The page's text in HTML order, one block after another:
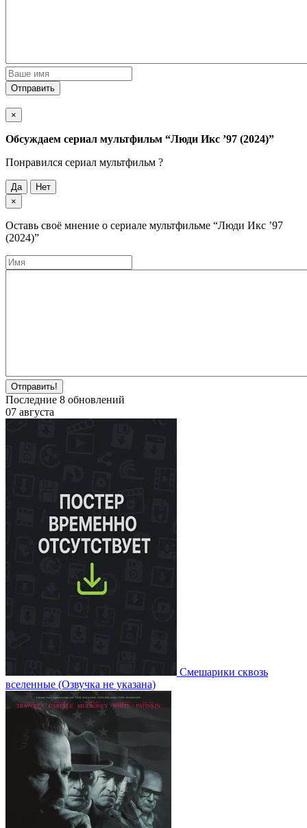
Отправить
×
Обсуждаем cериал мультфильм “Люди Икс ’97 (2024)”
Понравился cериал мультфильм ?
Да
Нет
×
Оставь своё мнение о cериале мультфильме “Люди Икс ’97
(2024)”
Отправить!
Последние 8 обновлений
07 августа
Смешарики сквозь
вселенные (Озвучка не указана)